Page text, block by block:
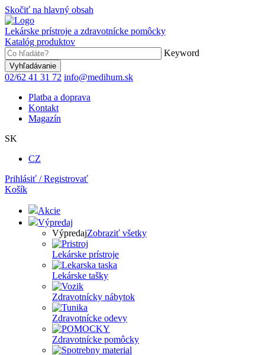
Skočiť na hlavný obsah
Lekárske prístroje a zdravotnícke pomôcky
Katalóg produktov
Keyword
02/62 41 31 72 info@medihum.sk
Platba a doprava
Kontakt
Magazín
SK
CZ
Prihlásiť / Registrovať
Košík
Akcie
Výpredaj
VýpredajZobraziť všetky
Lekárske prístroje
Lekárske tašky
Zdravotnícky nábytok
Zdravotnícke odevy
Zdravotnícke pomôcky